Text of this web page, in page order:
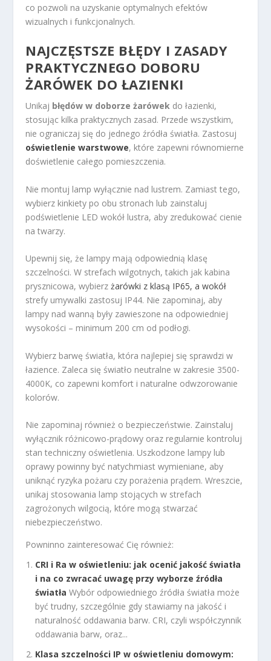
co pozwoli na uzyskanie optymalnych efektów
wizualnych i funkcjonalnych.
NAJCZĘSTSZE BŁĘDY I ZASADY
PRAKTYCZNEGO DOBORU
ŻARÓWEK DO ŁAZIENKI
Unikaj błędów w doborze żarówek do łazienki,
stosując kilka praktycznych zasad. Przede wszystkim,
nie ograniczaj się do jednego źródła światła. Zastosuj
oświetlenie warstwowe, które zapewni równomierne
doświetlenie całego pomieszczenia.
Nie montuj lamp wyłącznie nad lustrem. Zamiast tego,
wybierz kinkiety po obu stronach lub zainstaluj
podświetlenie LED wokół lustra, aby zredukować cienie
na twarzy.
Upewnij się, że lampy mają odpowiednią klasę
szczelności. W strefach wilgotnych, takich jak kabina
prysznicowa, wybierzżarówki z klasą IP65, a wokół
strefy umywalki zastosuj IP44. Nie zapominaj, aby
lampy nad wanną były zawieszone na odpowiedniej
wysokości – minimum 200 cm od podłogi.
Wybierz barwę światła, która najlepiej się sprawdzi w
łazience. Zaleca się światło neutralne w zakresie 3500-
4000K, co zapewni komfort i naturalne odwzorowanie
kolorów.
Nie zapominaj również o bezpieczeństwie. Zainstaluj
wyłącznik różnicowo-prądowy oraz regularnie kontroluj
stan techniczny oświetlenia. Uszkodzone lampy lub
oprawy powinny być natychmiast wymieniane, aby
uniknąć ryzyka pożaru czy porażenia prądem. Wreszcie,
unikaj stosowania lamp stojących w strefach
zagrożonych wilgocią, które mogą stwarzać
niebezpieczeństwo.
Powninno zainteresować Cię również:
CRI i Ra w oświetleniu: jak ocenić jakość światła
i na co zwracać uwagę przy wyborze źródła
światła Wybór odpowiedniego źródła światła może
być trudny, szczególnie gdy stawiamy na jakość i
naturalność oddawania barw. CRI, czyli współczynnik
oddawania barw, oraz...
Klasa szczelności IP w oświetleniu domowym: